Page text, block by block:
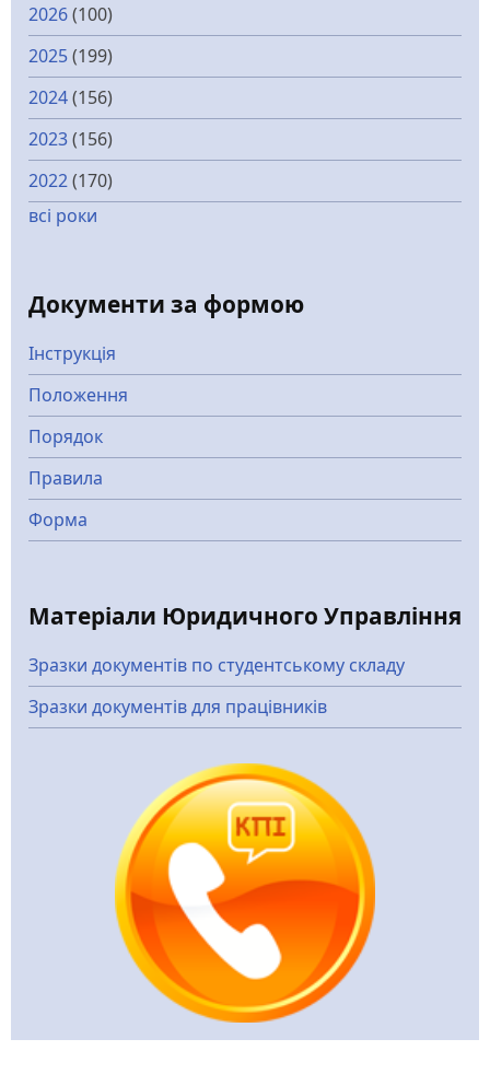
2026(100)
2025(199)
2024(156)
2023(156)
2022(170)
всі роки
Документи за формою
Інструкція
Положення
Порядок
Правила
Форма
Матеріали Юридичного Управління
Зразки документів по студентському складу
Зразки документів для працівників